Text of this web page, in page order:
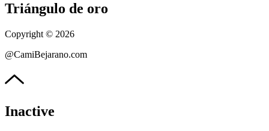
Triángulo de oro
Copyright © 2026
@CamiBejarano.com
Inactive